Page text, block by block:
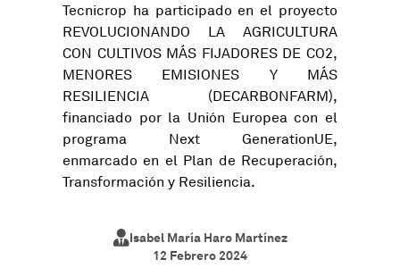
Tecnicrop ha participado en el proyecto
REVOLUCIONANDO LA AGRICULTURA
CON CULTIVOS MÁS FIJADORES DE CO2,
MENORES EMISIONES Y MÁS
RESILIENCIA (DECARBONFARM),
financiado por la Unión Europea con el
programa Next GenerationUE,
enmarcado en el Plan de Recuperación,
Transformación y Resiliencia.
Isabel María Haro Martínez
12 Febrero 2024